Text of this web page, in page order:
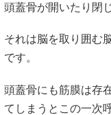
頭蓋骨が開いたり閉
それは脳を取り囲む
です。
頭蓋骨にも筋膜は存
てしまうとこの一次